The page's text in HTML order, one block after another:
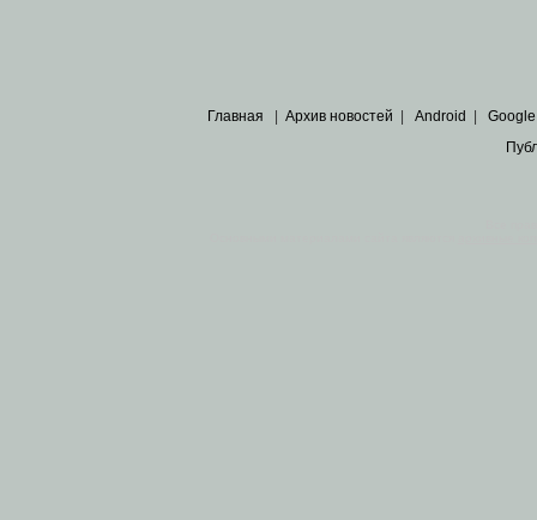
Главная Архив новостей Android Google